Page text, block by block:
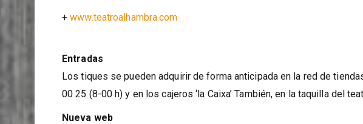
+www.teatroalhambra.com
Entradas
Los tiques se pueden adquirir de forma anticipada en la red de
00 25 (8-00 h) y en los cajeros ‘la Caixa’ También, en la taquilla del
Nueva web